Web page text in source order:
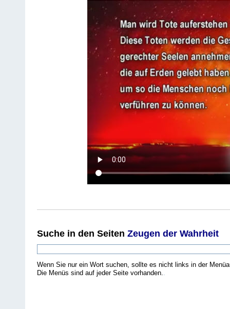
Suche in den Seiten Zeugen der Wahrheit
Wenn Sie nur ein Wort suchen, sollte es nicht links in der
Die Menüs sind auf jeder Seite vorhanden.